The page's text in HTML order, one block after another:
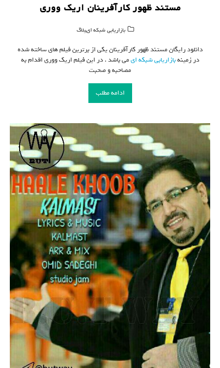
مستند ظهور کارآفرینان اریک ووری
بازاریابی شبکه ای,بلاگ
دانلود رایگان مستند ظهور کارآفرینان یکی از برترین فیلم های ساخته شده
در زمینهبازاریابی شبکه ایمی باشد . در این فیلم اریک ووری اقدام به
مصاحبه و صحبت
ادامه مطلب